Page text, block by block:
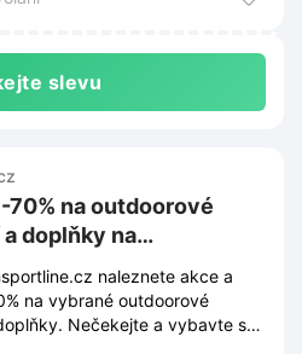
slevu
70% na outdoorové
doplňky na
naleznete akce a
na vybrané outdoorové
Nečekejte a vybavte se